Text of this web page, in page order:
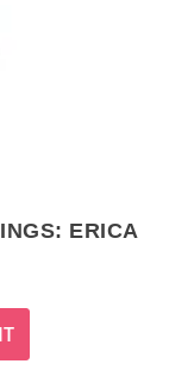
ERICA